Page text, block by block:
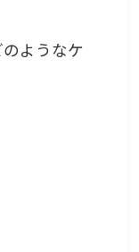
ようなケ